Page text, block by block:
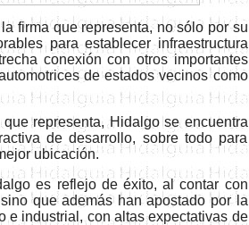
firma que representa, no sólo por su
para establecer infraestructura
conexión con otros importantes
de estados vecinos como
que representa, Hidalgo se encuentra
de desarrollo, sobre todo para
ubicación.
es reflejo de éxito, al contar con
que además han apostado por la
e industrial , con altas expectativas de